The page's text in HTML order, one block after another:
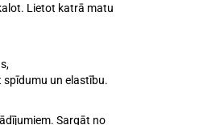
Lietot katrā matu
un elastību.
Sargāt no